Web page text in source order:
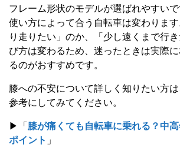
フレーム形状のモデルが選ばれやすい
使い方によって合う自転車は変わります
り走りたい」のか、「少し遠くまで行
び方は変わるため、迷ったときは実際
るのがおすすめです。
膝への不安について詳しく知りたい方
参考にしてみてください。
▶「 膝が痛くても自転車に乗れる？中
ポイント 」